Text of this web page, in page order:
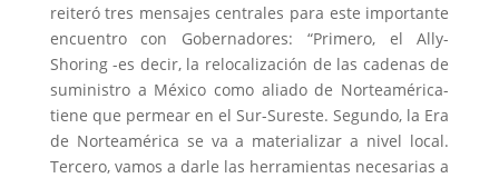
reiteró tres mensajes centrales para este importante
encuentro con Gobernadores: “Primero, el Ally-
Shoring -es decir, la relocalización de las cadenas de
suministro a México como aliado de Norteamérica-
tiene que permear en el Sur-Sureste. Segundo, la Era
de Norteamérica se va a materializar a nivel local.
Tercero, vamos a darle las herramientas necesarias a